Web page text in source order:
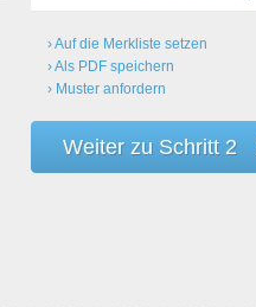
› Auf die Merkliste setzen
› Als PDF speichern
› Muster anfordern
Weiter zu Schritt 2